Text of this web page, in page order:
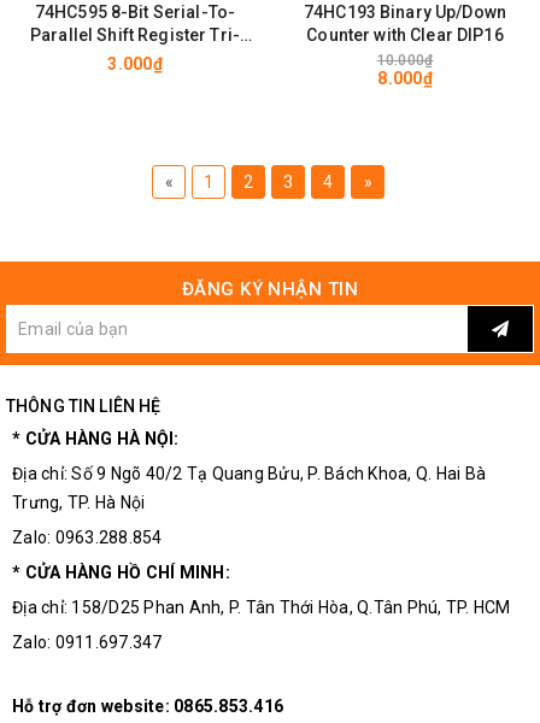
74HC595 8-Bit Serial-To-
Parallel Shift Register Tri-
State SOP-16
3.000₫
74HC193 Binary Up/Down
Counter with Clear DIP16
10.000₫
8.000₫
« 1 2 3 4 »
ĐĂNG KÝ NHẬN TIN
THÔNG TIN LIÊN HỆ
* CỬA HÀNG HÀ NỘI:
Địa chỉ: Số 9 Ngõ 40/2 Tạ Quang Bửu, P. Bách Khoa, Q. Hai Bà
Trưng, TP. Hà Nội
Zalo: 0963.288.854
* CỬA HÀNG HỒ CHÍ MINH:
Địa chỉ: 158/D25 Phan Anh, P. Tân Thới Hòa, Q.Tân Phú, TP. HCM
Zalo: 0911.697.347
Hỗ trợ đơn website: 0865.853.416